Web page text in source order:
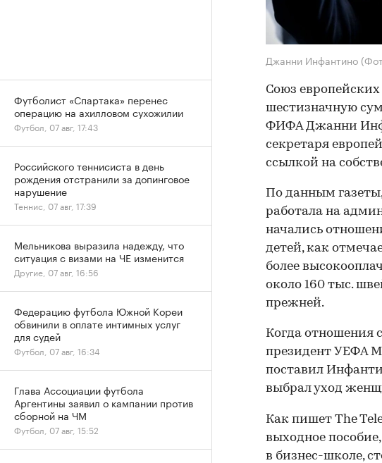
Джанни Инфантино
Союз
шестизначную
ФИФА Джанни
секретаря
ссылкой на
По данным
работала на
начались
детей, как
более
около 160 тыс.
прежней.
Когда отношения
президент УЕФА
поставил
выбрал уход
Как пишет The
выходное
в бизнес-школе,
Футболист «Спартака» перенес
операцию на ахилловом сухожилии
Футбол, 07 авг, 17:43
Российского теннисиста в день
рождения отстранили за допинговое
нарушение
Теннис, 07 авг, 17:39
Мельникова выразила надежду, что
ситуация с визами на ЧЕ изменится
Другие, 07 авг, 16:56
Федерацию футбола Южной Кореи
обвинили в оплате интимных услуг
для судей
Футбол, 07 авг, 16:34
Глава Ассоциации футбола
Аргентины заявил о кампании против
сборной на ЧМ
Футбол, 07 авг, 15:52